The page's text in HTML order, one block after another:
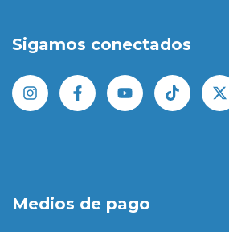
Sigamos conectados
Medios de pago